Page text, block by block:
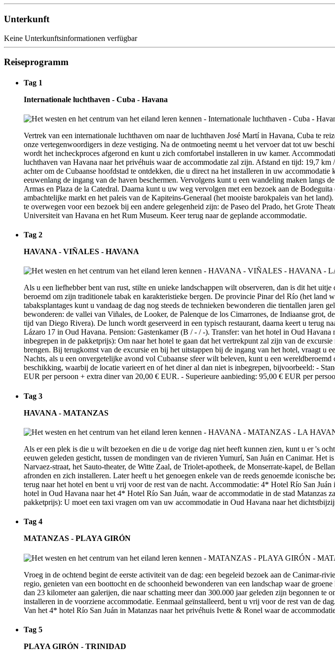
Unterkunft
Keine Unterkunftsinformationen verfügbar
Reiseprogramm
Tag 1
Internationale luchthaven - Cuba - Havana
Vertrek van een internationale luchthaven om naar de luchthaven José Martí in Havana, Cuba te
onze vertegenwoordigers in deze vestiging. Na de ontmoeting neemt u het vervoer dat tot uw
wordt het incheckproces afgerond en kunt u zich comfortabel installeren in uw kamer.
luchthaven van Havana naar het privéhuis waar de accommodatie zal zijn. Afstand en tijd: 19,7
achter om de Cubaanse hoofdstad te ontdekken, die u direct na het installeren in uw
eeuwenlang de ingang van de haven beschermen. Vervolgens kunt u een wandeling maken langs
Armas en Plaza de la Catedral. Daarna kunt u uw weg vervolgen met een bezoek aan de
ambachtelijke markt en het paleis van de Kapiteins-Generaal (het mooiste barokpaleis van het
te overwegen voor een bezoek bij een andere gelegenheid zijn: de Paseo del Prado, het Grote
Universiteit van Havana en het Rum Museum. Keer terug naar de geplande accommodatie.
Tag 2
HAVANA - VIÑALES - HAVANA
Als u een liefhebber bent van rust, stilte en unieke landschappen wilt observeren, dan is dit het
beroemd om zijn traditionele tabak en karakteristieke bergen. De provincie Pinar del Río (het
tabaksplantages kunt u vandaag de dag nog steeds de technieken bewonderen die tientallen jaren
bewonderen: de vallei van Viñales, de Looker, de Palenque de los Cimarrones, de Indiaanse
tijd van Diego Rivera). De lunch wordt geserveerd in een typisch restaurant, daarna keert u terug
Lázaro 17 in Oud Havana. Pension: Gastenkamer (B / - / -). Transfer: van het hotel in Oud
inbegrepen in de pakketprijs): Om naar het hotel te gaan dat het vertrekpunt zal zijn van de
brengen. Bij terugkomst van de excursie en bij het uitstappen bij de ingang van het hotel, vraagt
Nachts, als u een onvergetelijke avond vol Cubaanse sfeer wilt beleven, kunt u een
beschikking, waarbij de locatie varieert en of het diner al dan niet is inbegrepen, bijvoorbeeld: -
EUR per persoon + extra diner van 20,00 € EUR. - Superieure aanbieding: 95,00 € EUR per
Tag 3
HAVANA - MATANZAS
Als er een plek is die u wilt bezoeken en die u de vorige dag niet heeft kunnen zien, kunt u er 's
eeuwen geleden gesticht, tussen de mondingen van de rivieren Yumurí, San Juán en Canimar.
Narvaez-straat, het Sauto-theater, de Witte Zaal, de Triolet-apotheek, de Monserrate-kapel, de
afronden en zich installeren. Later heeft u het genoegen enkele van de reeds genoemde iconische
terug naar het hotel en bent u vrij voor de rest van de nacht. Accommodatie: 4* Hotel Río San
hotel in Oud Havana naar het 4* Hotel Río San Juán, waar de accommodatie in de stad
pakketprijs): U moet een taxi vragen om van uw accommodatie in Oud Havana naar het
Tag 4
MATANZAS - PLAYA GIRÓN
Vroeg in de ochtend begint de eerste activiteit van de dag: een begeleid bezoek aan de Canimar-
regio, genieten van een boottocht en de schoonheid bewonderen van een landschap waar de
dan 23 kilometer aan galerijen, die naar schatting meer dan 300.000 jaar geleden zijn begonnen
installeren in de voorziene accommodatie. Eenmaal geïnstalleerd, bent u vrij voor de rest van de
Van het 4* hotel Río San Juán in Matanzas naar het privéhuis Ivette & Ronel waar de
Tag 5
PLAYA GIRÓN - TRINIDAD